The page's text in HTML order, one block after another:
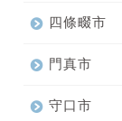
四條畷市
門真市
守口市